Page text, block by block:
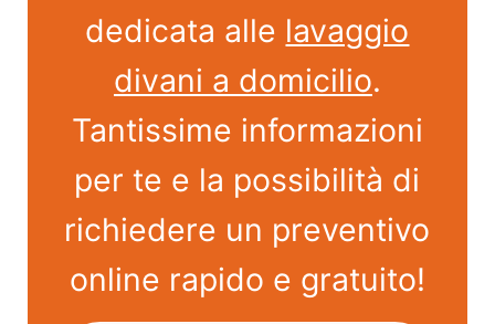
dedicata alle lavaggio
divani a domicilio.
Tantissime informazioni
per te e la possibilità di
richiedere un preventivo
online rapido e gratuito!